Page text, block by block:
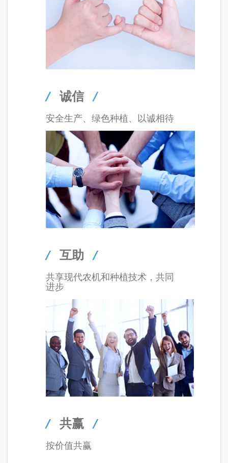
/诚信/
安全生产、绿色种植、以诚相待
/互助/
共享现代农机和种植技术，共同
进步
/共赢/
按价值共赢